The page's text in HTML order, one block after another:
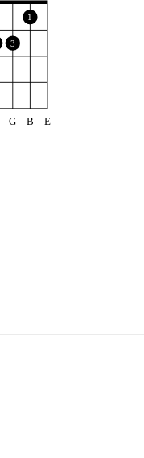
3
1
G B E